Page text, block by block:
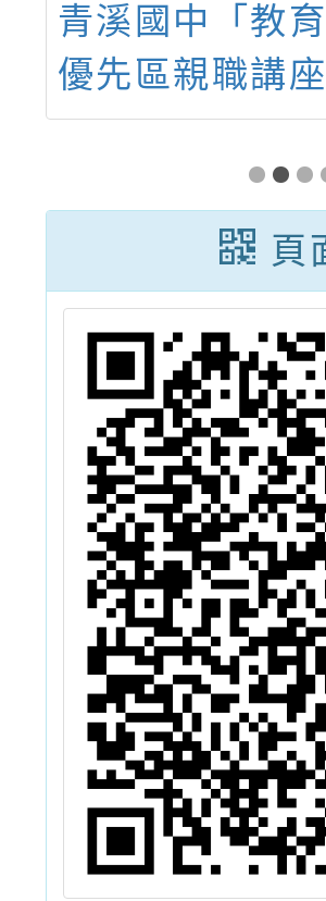
青溪國中「教育
優先區親職講座
~培養孩子發光
發亮的四大關
鍵」，邀請本
教職員工、家
長、社區人士踴
躍參加。
頁